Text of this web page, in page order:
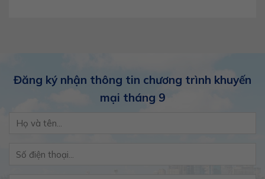
Đăng ký nhận thông tin chương trình khuyến
mại tháng 9